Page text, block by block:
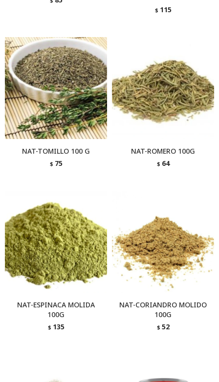
$ 115
NAT-TOMILLO 100 G
$ 75
NAT-ROMERO 100G
$ 64
NAT-ESPINACA MOLIDA
100G
$ 135
NAT-CORIANDRO MOLIDO
100G
$ 52